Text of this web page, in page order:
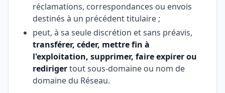
réclamations, correspondances ou envois
destinés à un précédent titulaire ;
peut, à sa seule discrétion et sans préavis,
transférer, céder, mettre fin à
l'exploitation, supprimer, faire expirer ou
redirigertout sous-domaine ou nom de
domaine du Réseau.